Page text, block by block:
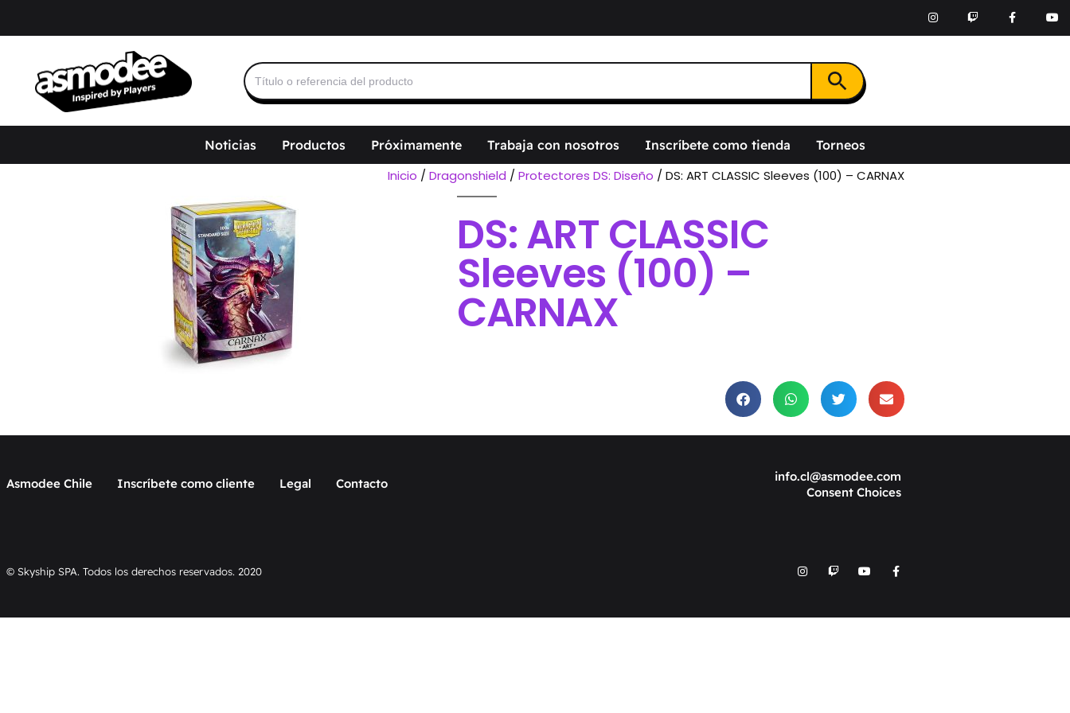
Buscar: Botón de búsqueda
Noticias Productos Próximamente Trabaja con nosotros Inscríbete como tienda Torneos
Inicio / Dragonshield / Protectores DS: Diseño / DS: ART CLASSIC Sleeves (100) – CARNAX
DS: ART CLASSIC
Sleeves (100) –
CARNAX
Asmodee Chile Inscríbete como cliente Legal Contacto
info.cl@asmodee.com
Consent Choices
© Skyship SPA. Todos los derechos reservados. 2020